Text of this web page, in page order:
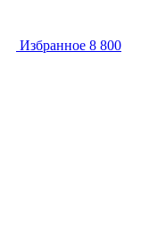
Избранное 8 800